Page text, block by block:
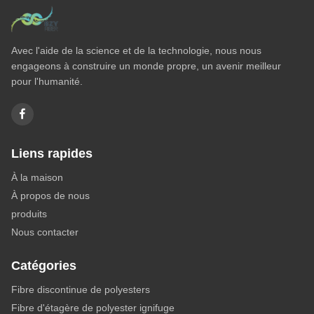
Toutes les vidéos
Fibre discontinue de polyester solide
Fibre de polyester creuse
Fibre de polyester ignifuge
Fibre discontinue de polypropylène
Fibre discontinue de viscose
Microfiber de polyester
Fibre de polyester ultra courte
ES Polyester à base de fibres en PE-PP
Polyester
Acrylique ignifuge
Avec l'aide de la science et de la technologie, nous nous
engageons à construire un monde propre, un avenir meilleur
pour l'humanité.
Liens rapides
À la maison
À propos de nous
produits
Nous contacter
Catégories
Fibre discontinue de polyesters
Fibre d'étagère de polyester ignifuge